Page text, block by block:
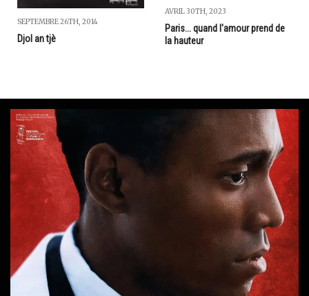
SEPTEMBRE 26TH, 2014
Djol an tjè
AVRIL 30TH, 2023
Paris... quand l'amour prend de
la hauteur